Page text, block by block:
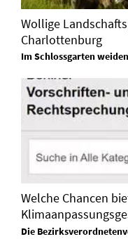
Wollige
Charlottenburg
Im Schlossgarten
Welche Chancen
Die